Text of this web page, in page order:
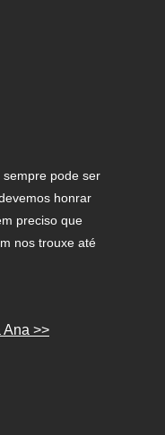
pode ser
honrar
preciso que
nos trouxe até
Ana >>